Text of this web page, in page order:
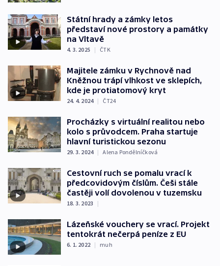
Státní hrady a zámky letos
představí nové prostory a památky
na Vltavě
4. 3. 2025 | ČTK
Majitele zámku v Rychnově nad
Kněžnou trápí vlhkost ve sklepích,
kde je protiatomový kryt
24. 4. 2024 | ČT24
Procházky s virtuální realitou nebo
kolo s průvodcem. Praha startuje
hlavní turistickou sezonu
29. 3. 2024 | Alena Pondělníčková
Cestovní ruch se pomalu vrací k
předcovidovým číslům. Češi stále
častěji volí dovolenou v tuzemsku
18. 3. 2023 |
Lázeňské vouchery se vrací. Projekt
tentokrát nečerpá peníze z EU
6. 1. 2022 | muh